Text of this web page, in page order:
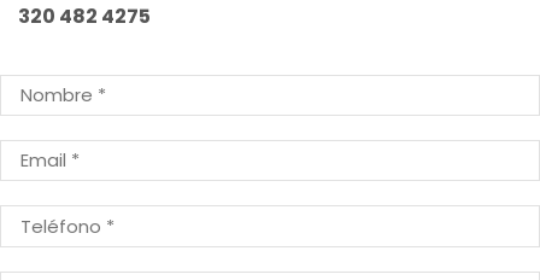
320 482 4275